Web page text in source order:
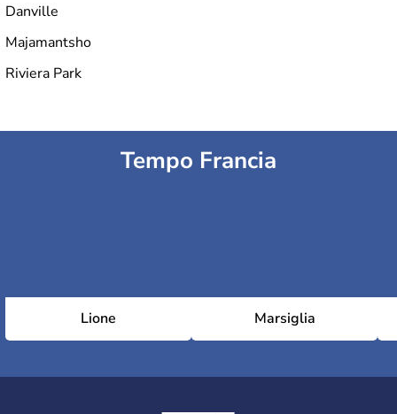
Danville
Majamantsho
Riviera Park
Tempo Francia
Lione Marsiglia